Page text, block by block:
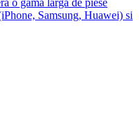
Samsung, Huawei) si